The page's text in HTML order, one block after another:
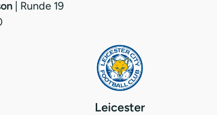
| Runde 19
Leicester